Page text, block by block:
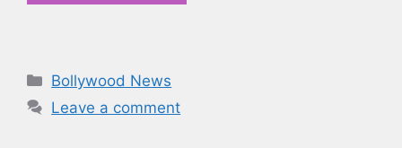
Categories
Bollywood News
Leave a comment